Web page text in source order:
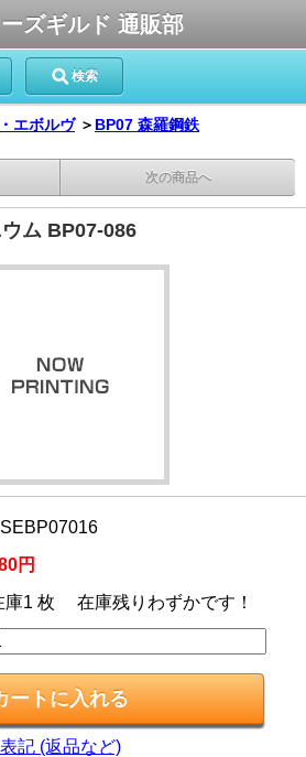
ズギルド 通販部
検索
エボルヴ ＞ BP07 森羅鋼鉄
次の商品へ
ム BP07-086
円
庫1 枚 在庫残りわずかです！
記 (返品など)